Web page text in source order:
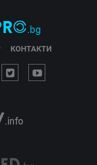
КОНТАКТИ